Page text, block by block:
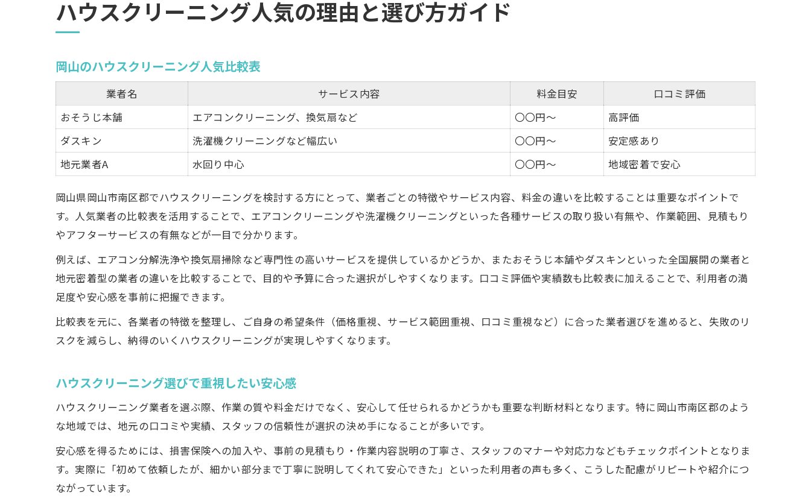
サービス内容別ハウスクリーニング徹底比較表
ハウスクリーニングの口コミを活かす方法
岡山で話題の掃除屋と選び方の違い
初めて依頼するなら知っておきたいハウスクリーニングのポイント
初回依頼で知っておくべきサービス比較
岡山エリアのエアコンクリーニング事情
分かりやすい料金体系の見抜き方
ハウスクリーニングの人気オプション活用術
エアコンクリーニングや換気扇掃除の悩みを解消するコツ
エアコン・換気扇掃除の比較早見表
分解洗浄で得られるメリットとは
ハウスクリーニングでアレルギー対策を強化
岡山で見つかる家族想いのハウスクリーニング活用術
家族の健康を守る岡山の清掃プラン比較
子育て家庭に嬉しいハウスクリーニング活用法
エコ洗浄オプションの特徴と効果
岡山市南区で選ばれる理由とは
ハウスクリーニング人気の理由と選び方ガイド
岡山のハウスクリーニング人気比較表
業者名 サービス内容 料金目安
口コミ評価
おそうじ本舗
エアコンクリーニング、換気扇など 〇〇円～
高評価
ダスキン
洗濯機クリーニングなど幅広い 〇〇円～
安定感あり
地元業者A
水回り中心 〇〇円～ 地域密着で安心
岡山県岡山市南区郡でハウスクリーニングを検討する方にとって、業者ごとの特徴やサービス内容、料金の違いを比較することは重要なポイントで
す。人気業者の比較表を活用することで、エアコンクリーニングや洗濯機クリーニングといった各種サービスの取り扱い有無や、作業範囲、見積もり
やアフターサービスの有無などが一目で分かります。
例えば、エアコン分解洗浄や換気扇掃除など専門性の高いサービスを提供しているかどうか、またおそうじ本舗やダスキンといった全国展開の業者と
地元密着型の業者の違いを比較することで、目的や予算に合った選択がしやすくなります。口コミ評価や実績数も比較表に加えることで、利用者の満
足度や安心感を事前に把握できます。
比較表を元に、各業者の特徴を整理し、ご自身の希望条件（価格重視、サービス範囲重視、口コミ重視など）に合った業者選びを進めると、失敗のリ
スクを減らし、納得のいくハウスクリーニングが実現しやすくなります。
ハウスクリーニング選びで重視したい安心感
ハウスクリーニング業者を選ぶ際、作業の質や料金だけでなく、安心して任せられるかどうかも重要な判断材料となります。特に岡山市南区郡のよう
な地域では、地元の口コミや実績、スタッフの信頼性が選択の決め手になることが多いです。
安心感を得るためには、損害保険への加入や、事前の見積もり・作業内容説明の丁寧さ、スタッフのマナーや対応力などもチェックポイントとなりま
す。実際に「初めて依頼したが、細かい部分まで丁寧に説明してくれて安心できた」といった利用者の声も多く、こうした配慮がリピートや紹介につ
ながっています。